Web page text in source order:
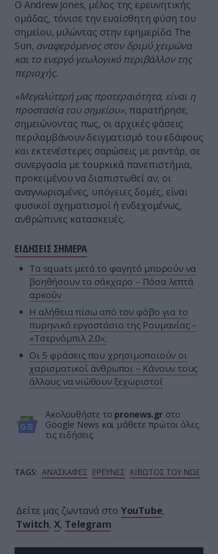
Ο Andrew Jones, μέλος της ερευνητικής
ομάδας, τόνισε την ευαίσθητη φύση του
σημείου, μιλώντας στην εφημερίδα The
Sun, αναφερόμενος στον δριμύ χειμώνα
και το ενεργό γεωλογικό περιβάλλον της
περιοχής.
«Μεγαλύτερή μας προτεραιότητα, είναι η
προστασία του σημείου», παρατήρησε,
σημειώνοντας πως, οι αρχικές φάσεις
περιλαμβάνουν δειγματισμό του εδάφους
και εκτενέστερες σαρώσεις με ραντάρ, σε
συνεργασία με τουρκικά πανεπιστήμια,
προκειμένου να διαπιστωθεί αν, οι
αναγνωρισμένες, υπόγειες δομές, είναι
φυσικοί σχηματισμοί ή ενδεχομένως,
ανθρώπινες κατασκευές.
ΕΙΔΗΣΕΙΣ ΣΗΜΕΡΑ
Τα squats μετά το φαγητό μπορούν να
βοηθήσουν το σάκχαρο – Πόσα λεπτά
αρκούν
Η αλήθεια πίσω από τον φόβο για το
πυρηνικό εργοστάσιο της Ρουμανίας –
«Τσερνόμπιλ 2.0»;
Οι 5 φράσεις που χρησιμοποιούν οι
χαρισματικοί άνθρωποι – Κάνουν τους
άλλους να νιώθουν ξεχωριστοί
Ακολουθήστε το pronews.gr στο
Google News και μάθετε πρώτοι όλες
τις ειδήσεις
TAGS: ΑΝΑΣΚΑΦΕΣ ΕΡΕΥΝΕΣ ΚΙΒΩΤΟΣ ΤΟΥ ΝΩΕ
Δείτε μας ζωντανά στο YouTube,
Twitch, X, Telegram